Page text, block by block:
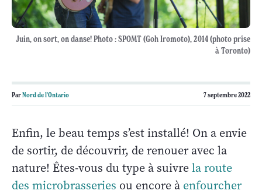
Juin, on sort, on danse! Photo : SPOMT (Goh Iromoto), 2014 (photo prise
à Toronto)
ParNord de l'Ontario 7 septembre 2022
Enfin, le beau temps s’est installé! On a envie
de sortir, de découvrir, de renouer avec la
nature! Êtes-vous du type à suivrela route
des microbrasseries ou encore à enfourcher